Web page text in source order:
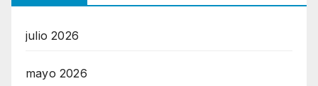
julio 2026
mayo 2026